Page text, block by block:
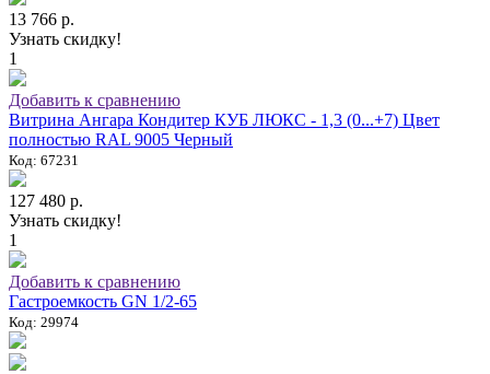
13 766 р.
Узнать скидку!
1
Добавить к сравнению
Витрина Ангара Кондитер КУБ ЛЮКС - 1,3 (0...+7) Цвет
полностью RAL 9005 Черный
Код: 67231
127 480 р.
Узнать скидку!
1
Добавить к сравнению
Гастроемкость GN 1/2-65
Код: 29974